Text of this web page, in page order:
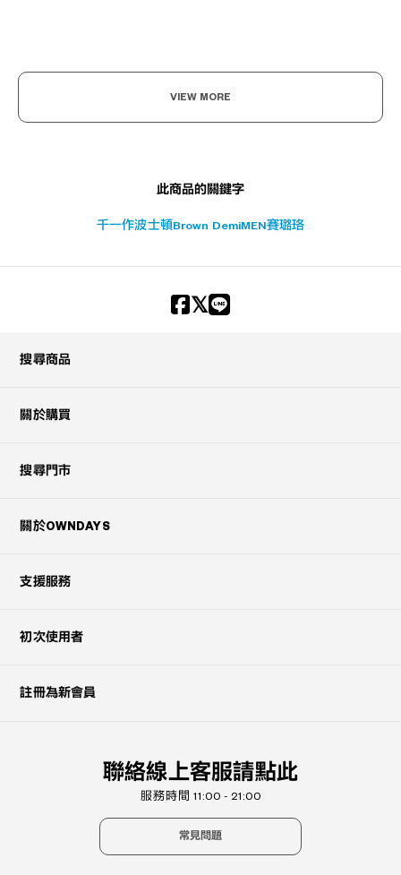
VIEW MORE
此商品的關鍵字
千一作波士頓 Brown DemiMEN 賽璐珞
搜尋商品
關於購買
搜尋門市
關於OWNDAYS
支援服務
初次使用者
註冊為新會員
聯絡線上客服請點此
服務時間 11:00 - 21:00
常見問題